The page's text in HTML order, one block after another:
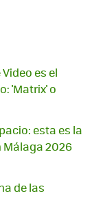
es el
'Matrix' o
esta es la
Málaga 2026
de las